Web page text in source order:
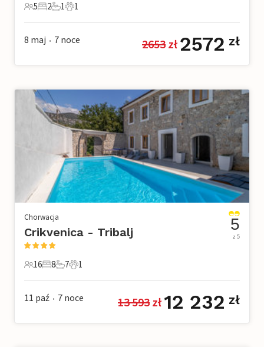
5 Goście
5
2 Sypialnie
2
1 Łazienka
1
1 Zwierzę domowe
1
8 maj • 7 noce 2653 zł 2572 zł
Chorwacja
Crikvenica - Tribalj
16 Goście
16
8 Sypialnie
8
7 Łazienki
7
1 Zwierzę domowe
1
5
z 5
11 paź • 7 noce 13 593 zł 12 232 zł